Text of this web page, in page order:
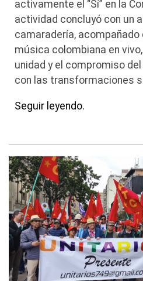
activamente el “Sí” en la
actividad concluyó con un
camaradería, acompañado
música colombiana en
unidad y el compromiso
con las transformaciones
Seguir leyendo.